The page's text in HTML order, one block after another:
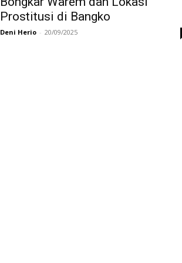
Prostitusi di Bangko
Deni Herio - 20/09/2025